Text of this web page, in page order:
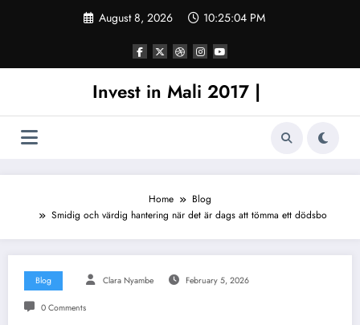
August 8, 2026 10:25:05 PM
Invest in Mali 2017 |
Home
Blog
Smidig och värdig hantering när det är dags att tömma ett dödsbo
Blog Clara Nyambe February 5, 2026
0 Comments